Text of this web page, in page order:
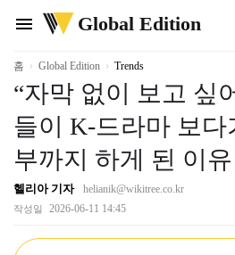
menu
위
키
리
Global Edition
홈 Global Edition Trends
“자막 없이 보고 싶
들이 K-드라마 보다
부까지 하게 된 이유
헬리아 기자 helianik@wikitree.co.kr
작성일 2026-06-11 14:45